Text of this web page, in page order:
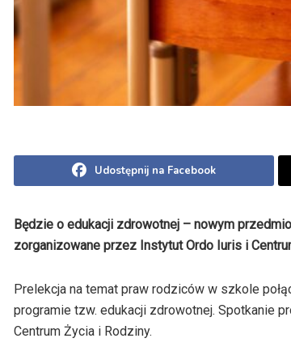
Udostępnij na Facebook
Będzie o edukacji zdrowotnej – nowym
zorganizowane przez Instytut Ordo Iuris i
Prelekcja na temat praw rodziców w szkole
programie tzw. edukacji zdrowotnej. Spotkanie
Centrum Życia i Rodziny.